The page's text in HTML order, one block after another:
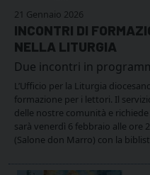
21 Gennaio 2026
INCONTRI DI
NELLA LITURGIA
Due incontri in
L’Ufficio per la Liturgia
formazione per i lettori. Il
delle nostre comunità e
sarà venerdì 6 febbraio alle ore
(Salone don Marro) con la